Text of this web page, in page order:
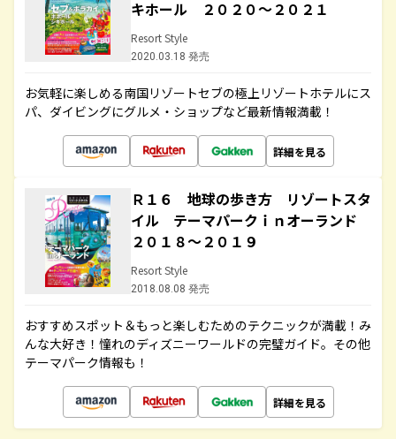
キホール ２０２０～２０２１
Resort Style
2020.03.18 発売
お気軽に楽しめる南国リゾートセブの極上リゾートホテルにス
パ、ダイビングにグルメ・ショップなど最新情報満載！
詳細を見る
Ｒ１６ 地球の歩き方 リゾートスタ
イル テーマパークｉｎオーランド
２０１８～２０１９
Resort Style
2018.08.08 発売
おすすめスポット＆もっと楽しむためのテクニックが満載！み
んな大好き！憧れのディズニーワールドの完璧ガイド。その他
テーマパーク情報も！
詳細を見る